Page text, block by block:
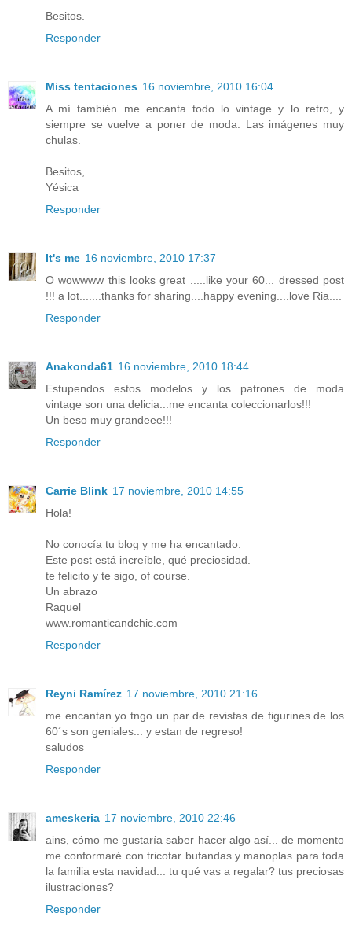
Besitos.
Responder
Miss tentaciones 16 noviembre, 2010 16:04
A mí también me encanta todo lo vintage y lo retro, y
siempre se vuelve a poner de moda. Las imágenes muy
chulas.
Besitos,
Yésica
Responder
It's me 16 noviembre, 2010 17:37
O wowwww this looks great .....like your 60... dressed post
!!! a lot.......thanks for sharing....happy evening....love Ria....
Responder
Anakonda61 16 noviembre, 2010 18:44
Estupendos estos modelos...y los patrones de moda
vintage son una delicia...me encanta coleccionarlos!!!
Un beso muy grandeee!!!
Responder
Carrie Blink 17 noviembre, 2010 14:55
Hola!
No conocía tu blog y me ha encantado.
Este post está increíble, qué preciosidad.
te felicito y te sigo, of course.
Un abrazo
Raquel
www.romanticandchic.com
Responder
Reyni Ramírez 17 noviembre, 2010 21:16
me encantan yo tngo un par de revistas de figurines de los
60´s son geniales... y estan de regreso!
saludos
Responder
ameskeria 17 noviembre, 2010 22:46
ains, cómo me gustaría saber hacer algo así... de momento
me conformaré con tricotar bufandas y manoplas para toda
la familia esta navidad... tu qué vas a regalar? tus preciosas
ilustraciones?
Responder